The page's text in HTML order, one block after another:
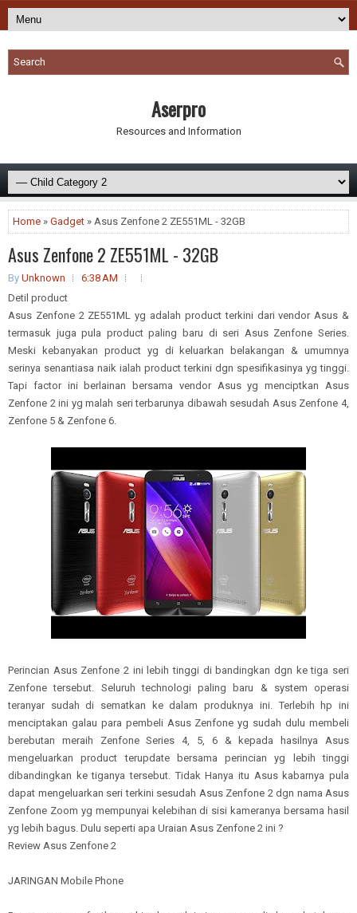
Aserpro
Resources and Information
Home » Gadget » Asus Zenfone 2 ZE551ML - 32GB
Asus Zenfone 2 ZE551ML - 32GB
By Unknown
6:38 AM
Detil product
Asus Zenfone 2 ZE551ML yg adalah product terkini dari vendor Asus &
termasuk juga pula product paling baru di seri Asus Zenfone Series.
Meski kebanyakan product yg di keluarkan belakangan & umumnya
serinya senantiasa naik ialah product terkini dgn spesifikasinya yg tinggi.
Tapi factor ini berlainan bersama vendor Asus yg menciptkan Asus
Zenfone 2 ini yg malah seri terbarunya dibawah sesudah Asus Zenfone 4,
Zenfone 5 & Zenfone 6.
Perincian Asus Zenfone 2 ini lebih tinggi di bandingkan dgn ke tiga seri
Zenfone tersebut. Seluruh technologi paling baru & system operasi
teranyar sudah di sematkan ke dalam produknya ini. Terlebih hp ini
menciptakan galau para pembeli Asus Zenfone yg sudah dulu membeli
berebutan meraih Zenfone Series 4, 5, 6 & kepada hasilnya Asus
mengeluarkan product terupdate bersama perincian yg lebih tinggi
dibandingkan ke tiganya tersebut. Tidak Hanya itu Asus kabarnya pula
dapat mengeluarkan seri terkini sesudah Asus Zenfone 2 dgn nama Asus
Zenfone Zoom yg mempunyai kelebihan di sisi kameranya bersama hasil
yg lebih bagus. Dulu seperti apa Uraian Asus Zenfone 2 ini ?
Review Asus Zenfone 2
JARINGAN Mobile Phone